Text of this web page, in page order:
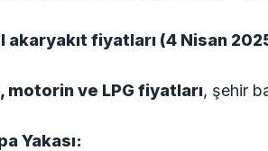
akaryakıt fiyatları (4 Nisan
motorin ve LPG fiyatları, şehir
Yakası: